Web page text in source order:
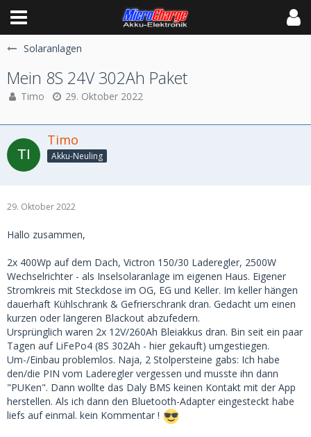
Solaranlagen
Mein 8S 24V 302Ah Paket
Timo 29. Oktober 2022
Timo
Akku-Neuling
29. Oktober 2022
Hallo zusammen,
2x 400Wp auf dem Dach, Victron 150/30 Laderegler, 2500W
Wechselrichter - als Inselsolaranlage im eigenen Haus. Eigener
Stromkreis mit Steckdose im OG, EG und Keller. Im keller hängen
dauerhaft Kühlschrank & Gefrierschrank dran. Gedacht um einen
kurzen oder längeren Blackout abzufedern.
Ursprünglich waren 2x 12V/260Ah Bleiakkus dran. Bin seit ein paar
Tagen auf LiFePo4 (8S 302Ah - hier gekauft) umgestiegen.
Um-/Einbau problemlos. Naja, 2 Stolpersteine gabs: Ich habe
den/die PIN vom Laderegler vergessen und musste ihn dann
"PUKen". Dann wollte das Daly BMS keinen Kontakt mit der App
herstellen. Als ich dann den Bluetooth-Adapter eingesteckt habe
liefs auf einmal. kein Kommentar !